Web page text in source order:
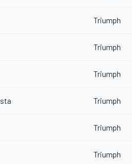
Triumph
Triumph
Triumph
Triumph
Triumph
Triumph